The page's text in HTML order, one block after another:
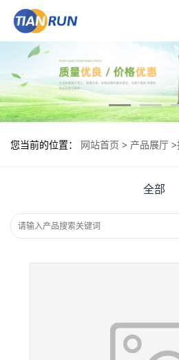
您当前的位置： 网站首页 > 产品展厅 >
全部